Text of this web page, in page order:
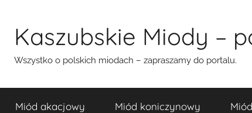
treściKaszubskie Miody –
Wszystko o polskich miodach – zapraszamy do portalu.
Miód akacjowy Miód koniczynowy